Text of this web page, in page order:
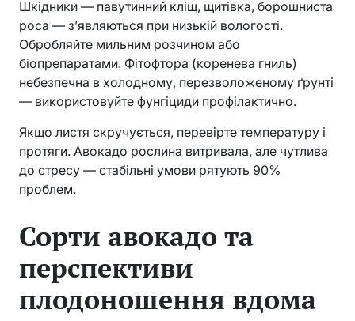
Шкідники — павутинний кліщ, щитівка, борошниста
роса — з’являються при низькій вологості.
Обробляйте мильним розчином або
біопрепаратами. Фітофтора (коренева гниль)
небезпечна в холодному, перезволоженому ґрунті
— використовуйте фунгіциди профілактично.
Якщо листя скручується, перевірте температуру і
протяги. Авокадо рослина витривала, але чутлива
до стресу — стабільні умови рятують 90%
проблем.
Сорти авокадо та
перспективи
плодоношення вдома